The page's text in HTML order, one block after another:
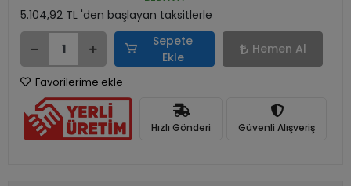
5.104,92 TL 'den başlayan taksitlerle
Sepete
Ekle
Hemen Al
Favorilerime ekle
Hızlı Gönderi Güvenli Alışveriş